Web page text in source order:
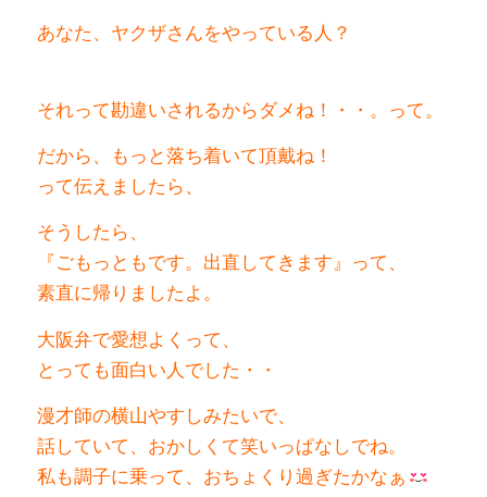
あなた、ヤクザさんをやっている人？
それって勘違いされるからダメね！・・。って。
だから、もっと落ち着いて頂戴ね！
って伝えましたら、
そうしたら、
『ごもっともです。出直してきます』って、
素直に帰りましたよ。
大阪弁で愛想よくって、
とっても面白い人でした・・
漫才師の横山やすしみたいで、
話していて、 おかしくて笑いっぱなしでね。
私も調子に乗って、おちょくり過ぎたかなぁ